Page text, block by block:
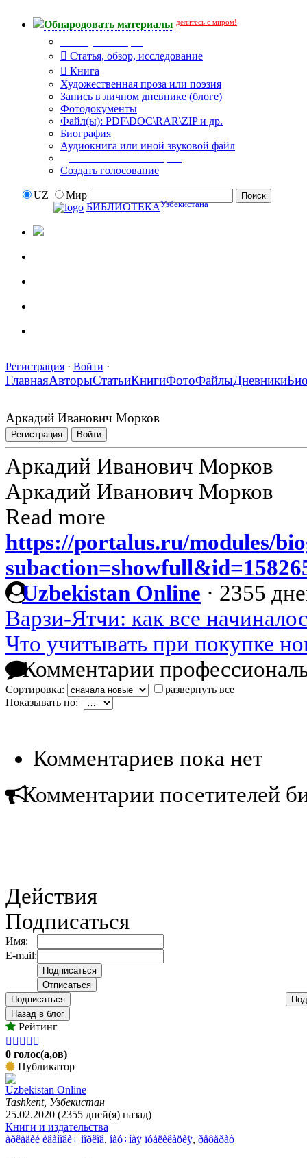
Обнародовать материалы делитесь с миром!
Статья, обзор, исследование
Книга
Художественная проза или поэзия
Запись в личном дневнике (блоге)
Фотодокументы
Файл(ы): PDF\DOC\RAR\ZIP и др.
Биография
Аудиокнига или иной звуковой файл
Создать голосование
UZ
Мир
БИБЛИОТЕКАУзбекистана
Регистрация · Войти ·
ГлавнаяАвторыСтатьиКнигиФотоФайлыДневники
Аркадий Иванович Морков
Регистрация Войти
Аркадий Иванович Морков
Аркадий Иванович Морков
Read more
https://portalus.ru/modules/
Uzbekistan Online · 2355
Варзи-Ятчи: как все
Что учитывать при покупке
Комментарии
Сортировка:
развернуть все
Показывать по:
Комментариев пока нет
Комментарии посетителей
Действия
Подписаться
Имя:
E-mail:
Подписаться
Назад в блог
Рейтинг
    
0 голос(а,ов)
Публикатор
Uzbekistan Online
Tashkent, Узбекистан
25.02.2020 (2355 дней(я) назад)
Книги и издательства
àðêàäèé èâàíîâè÷ ìîðêîâ, íàó÷íàÿ ïóáëèêàöèÿ, ðåôåðàò